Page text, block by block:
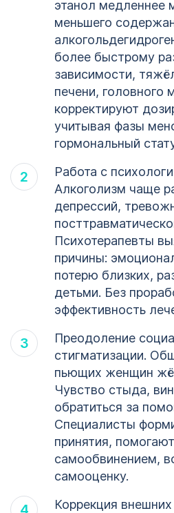
этанол медленнее
меньшего
более быстрому
зависимости,
печени, головного
корректируют
учитывая фазы
гормональный
Работа с
Алкоголизм чаще
депрессий,
Психотерапевты
причины:
потерю близких,
детьми. Без
эффективность
Преодоление
стигматизации.
пьющих женщин
Чувство стыда,
обратиться за
Специалисты
принятия,
самообвинением,
самооценку.
Коррекция